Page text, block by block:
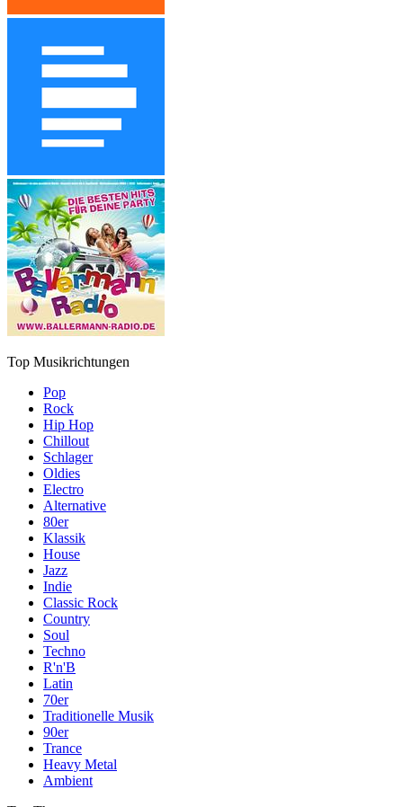
Top Musikrichtungen
Pop
Rock
Hip Hop
Chillout
Schlager
Oldies
Electro
Alternative
80er
Klassik
House
Jazz
Indie
Classic Rock
Country
Soul
Techno
R'n'B
Latin
70er
Traditionelle Musik
90er
Trance
Heavy Metal
Ambient